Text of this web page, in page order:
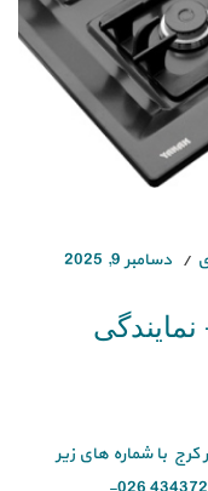
دسامبر 9, 2025
کرج با شماره های زیر